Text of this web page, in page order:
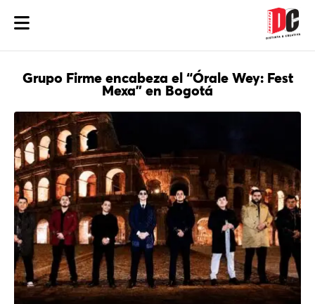
Grupo Firme encabeza el “Órale Wey: Fest
Mexa” en Bogotá